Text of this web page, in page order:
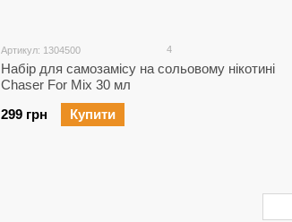
Артикул: 1304500 4
Набір для самозамісу на сольовому нікотині
Chaser For Mix 30 мл
299 грн
Купити